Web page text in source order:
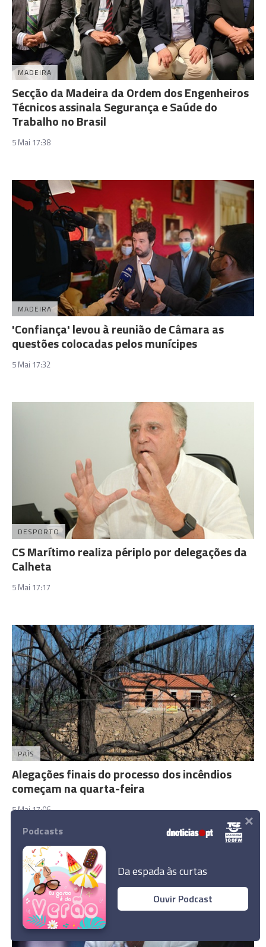
MADEIRA
Secção da Madeira da Ordem dos Engenheiros
Técnicos assinala Segurança e Saúde do
Trabalho no Brasil
5 Mai 17:38
MADEIRA
'Confiança' levou à reunião de Câmara as
questões colocadas pelos munícipes
5 Mai 17:32
DESPORTO
CS Marítimo realiza périplo por delegações da
Calheta
5 Mai 17:17
PAÍS
Alegações finais do processo dos incêndios
começam na quarta-feira
5 Mai 17:06
Podcasts
Da espada às curtas
Ouvir Podcast
×